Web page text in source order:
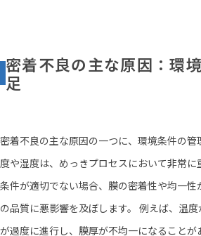
密着不良の主な原因：環
足
密着不良の主な原因の一つに、環境条件の管
度や湿度は、めっきプロセスにおいて非常に
条件が適切でない場合、膜の密着性や均一
の品質に悪影響を及ぼします。 例えば、温
が過度に進行し、膜厚が不均一になること